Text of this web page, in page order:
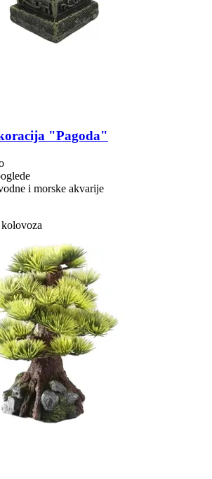
"Pagoda"
i morske akvarije